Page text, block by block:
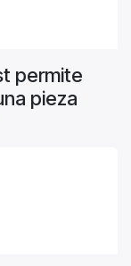
permite
pieza